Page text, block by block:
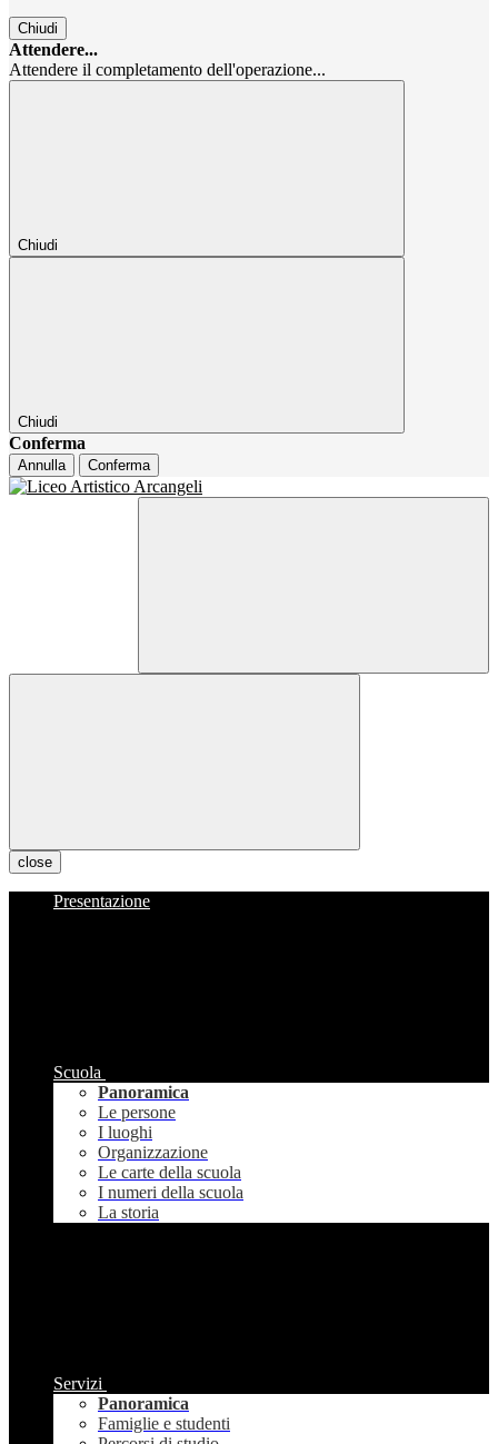
Chiudi
Attendere...
Attendere il completamento dell'operazione...
Chiudi
Chiudi
Conferma
Annulla Conferma
close
Presentazione
Scuola
Panoramica
Le persone
I luoghi
Organizzazione
Le carte della scuola
I numeri della scuola
La storia
Servizi
Panoramica
Famiglie e studenti